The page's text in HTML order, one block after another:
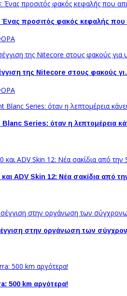
Ένας προσιτός φακός κεφαλής
της Nitecore στους φακούς
Series: όταν η λεπτομέρεια
ADV Skin 12: Νέα σακίδια από
στην οργάνωση των
500 km αργότερα!